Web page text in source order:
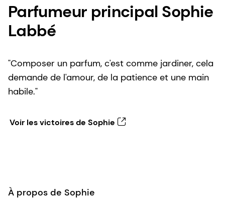
Parfumeur principal Sophie
Labbé
"Composer un parfum, c'est comme jardiner, cela
demande de l'amour, de la patience et une main
habile."
Voir les victoires de Sophie
À propos de Sophie